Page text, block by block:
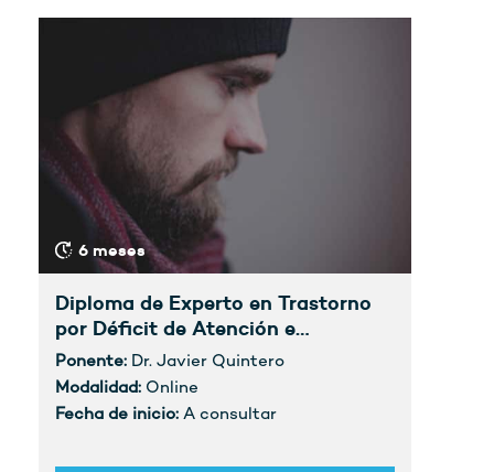
6 meses
Diploma de Experto en Trastorno
por Déficit de Atención e
Hiperactividad (TDAH) del Adulto.
Ponente: Dr. Javier Quintero
Modalidad: Online
Fecha de inicio: A consultar